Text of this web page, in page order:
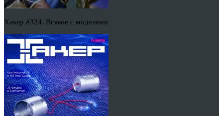
Хакер #324. Всякое с моделями